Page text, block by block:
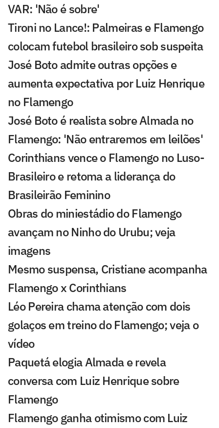
VAR: 'Não é sobre'
Tironi no Lance!: Palmeiras e Flamengo
colocam futebol brasileiro sob suspeita
José Boto admite outras opções e
aumenta expectativa por Luiz Henrique
no Flamengo
José Boto é realista sobre Almada no
Flamengo: 'Não entraremos em leilões'
Corinthians vence o Flamengo no Luso-
Brasileiro e retoma a liderança do
Brasileirão Feminino
Obras do miniestádio do Flamengo
avançam no Ninho do Urubu; veja
imagens
Mesmo suspensa, Cristiane acompanha
Flamengo x Corinthians
Léo Pereira chama atenção com dois
golaços em treino do Flamengo; veja o
vídeo
Paquetá elogia Almada e revela
conversa com Luiz Henrique sobre
Flamengo
Flamengo ganha otimismo com Luiz